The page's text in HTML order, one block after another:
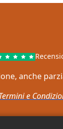
anche
e